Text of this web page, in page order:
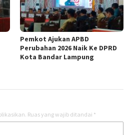
Pemkot Ajukan APBD
Perubahan 2026 Naik Ke DPRD
Kota Bandar Lampung
Ruas yang wajib ditandai *